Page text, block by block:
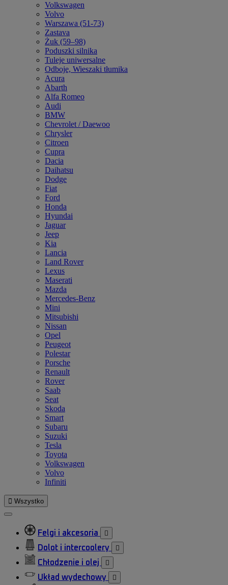
Volkswagen
Volvo
Warszawa (51-73)
Zastava
Żuk (59–98)
Poduszki silnika
Tuleje uniwersalne
Odboje, Wieszaki tłumika
Acura
Abarth
Alfa Romeo
Audi
BMW
Chevrolet / Daewoo
Chrysler
Citroen
Cupra
Dacia
Daihatsu
Dodge
Fiat
Ford
Honda
Hyundai
Jaguar
Jeep
Kia
Lancia
Land Rover
Lexus
Maserati
Mazda
Mercedes-Benz
Mini
Mitsubishi
Nissan
Opel
Peugeot
Polestar
Porsche
Renault
Rover
Saab
Seat
Skoda
Smart
Subaru
Suzuki
Tesla
Toyota
Volkswagen
Volvo
Infiniti
 Wszystko
Felgi i akcesoria 
Dolot i intercoolery 
Chłodzenie i olej 
Układ wydechowy 